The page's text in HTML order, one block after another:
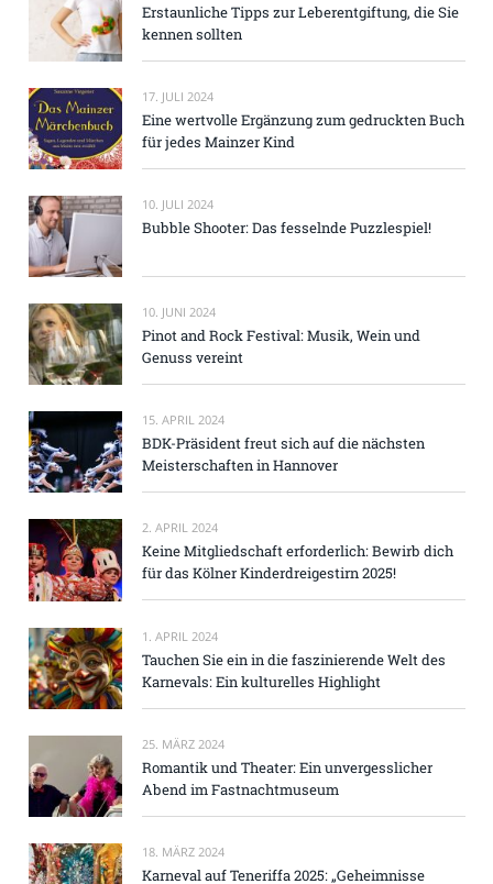
Erstaunliche Tipps zur Leberentgiftung, die Sie
kennen sollten
17. JULI 2024
Eine wertvolle Ergänzung zum gedruckten Buch
für jedes Mainzer Kind
10. JULI 2024
Bubble Shooter: Das fesselnde Puzzlespiel!
10. JUNI 2024
Pinot and Rock Festival: Musik, Wein und
Genuss vereint
15. APRIL 2024
BDK-Präsident freut sich auf die nächsten
Meisterschaften in Hannover
2. APRIL 2024
Keine Mitgliedschaft erforderlich: Bewirb dich
für das Kölner Kinderdreigestirn 2025!
1. APRIL 2024
Tauchen Sie ein in die faszinierende Welt des
Karnevals: Ein kulturelles Highlight
25. MÄRZ 2024
Romantik und Theater: Ein unvergesslicher
Abend im Fastnachtmuseum
18. MÄRZ 2024
Karneval auf Teneriffa 2025: „Geheimnisse